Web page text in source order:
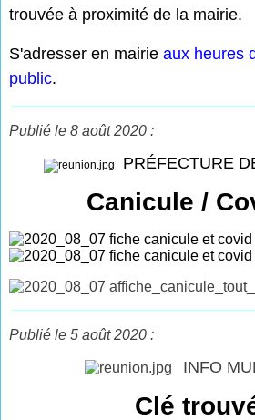
trouvée à proximité de la mairie.
S'adresser en mairieaux heures
public.
Publié le 8 août 2020 :
PRÉFECTURE
Canicule /
Publié le 5 août 2020 :
INFO
Clé